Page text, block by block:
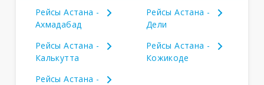
Рейсы Астана -
Ахмадабад
Рейсы Астана -
Дели
Рейсы Астана -
Калькутта
Рейсы Астана -
Кожикоде
Рейсы Астана -